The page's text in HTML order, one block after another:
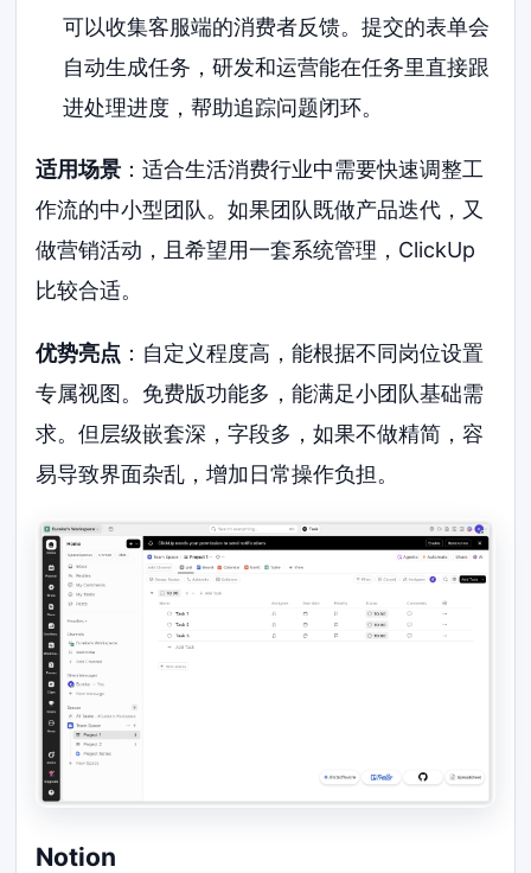
可以收集客服端的消费者反馈。提交的表单会
自动生成任务，研发和运营能在任务里直接跟
进处理进度，帮助追踪问题闭环。
适用场景 ：适合生活消费行业中需要快速调整工
作流的中小型团队。如果团队既做产品迭代，又
做营销活动，且希望用一套系统管理，ClickUp
比较合适。
优势亮点 ：自定义程度高，能根据不同岗位设置
专属视图。免费版功能多，能满足小团队基础需
求。但层级嵌套深，字段多，如果不做精简，容
易导致界面杂乱，增加日常操作负担。
Notion